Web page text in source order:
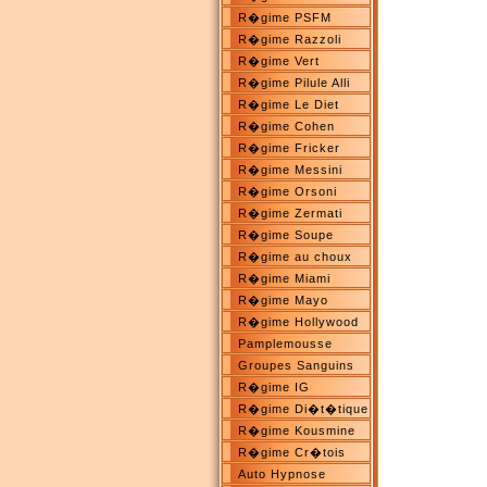
R�gime PSFM
R�gime Razzoli
R�gime Vert
R�gime Pilule Alli
R�gime Le Diet
R�gime Cohen
R�gime Fricker
R�gime Messini
R�gime Orsoni
R�gime Zermati
R�gime Soupe
R�gime au choux
R�gime Miami
R�gime Mayo
R�gime Hollywood
Pamplemousse
Groupes Sanguins
R�gime IG
R�gime Di�t�tique
R�gime Kousmine
R�gime Cr�tois
Auto Hypnose